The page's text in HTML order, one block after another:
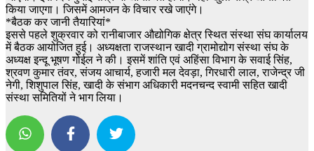
किया जाएगा। जिसमें आमजन के विचार रखे जाएंगे।
*बैठक कर जानी तैयारियां*
इससे पहले शुक्रवार को रानीबाजार औद्योगिक क्षेत्र स्थित संस्था संघ कार्यालय
में बैठक आयोजित हुई। अध्यक्षता राजस्थान खादी ग्रामोद्योग संस्था संघ के
अध्यक्ष इन्दू भूषण गोईल ने की। इसमें शांति एवं अहिंसा विभाग के सवाई सिंह,
श्रवण कुमार तंवर, संजय आचार्य, हजारी मल देवड़ा, गिरधारी लाल, राजेन्द्र जी
नेगी, शिशुपाल सिंह, खादी के संभाग अधिकारी मदनचन्द स्वामी सहित खादी
संस्था समितियों ने भाग लिया।